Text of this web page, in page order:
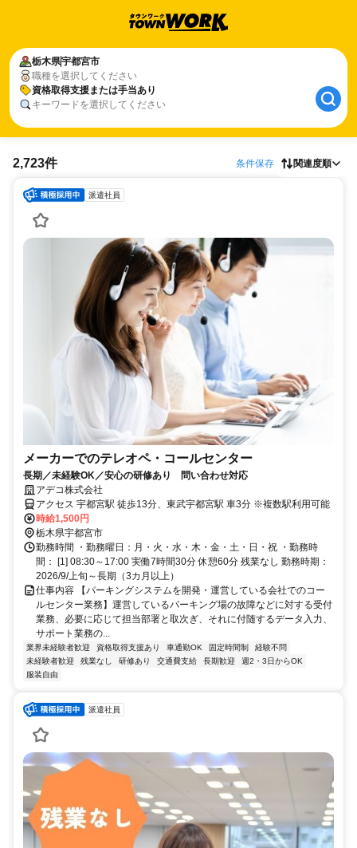
栃木県宇都宮市
職種を選択してください
資格取得支援または手当あり
キーワードを選択してください
2,723件 条件保存 関連度順
派遣社員
メーカーでのテレオペ・コールセンター
長期／未経験OK／安心の研修あり 問い合わせ対応
アデコ株式会社
アクセス 宇都宮駅 徒歩13分、東武宇都宮駅 車3分 ※複数駅利用可能
時給1,500円
栃木県宇都宮市
勤務時間 ・勤務曜日：月・火・水・木・金・土・日・祝 ・勤務時
間： [1] 08:30～17:00 実働7時間30分 休憩60分 残業なし 勤務時期：
2026/9/上旬～長期（3カ月以上）
仕事内容 【パーキングシステムを開発・運営している会社でのコー
ルセンター業務】運営しているパーキング場の故障などに対する受付
業務、必要に応じて担当部署と取次ぎ、それに付随するデータ入力、
サポート業務の...
業界未経験者歓迎 資格取得支援あり 車通勤OK 固定時間制
経験不問
未経験者歓迎
残業なし 研修あり 交通費支給 長期歓迎
週2・3日からOK
服装自由
派遣社員